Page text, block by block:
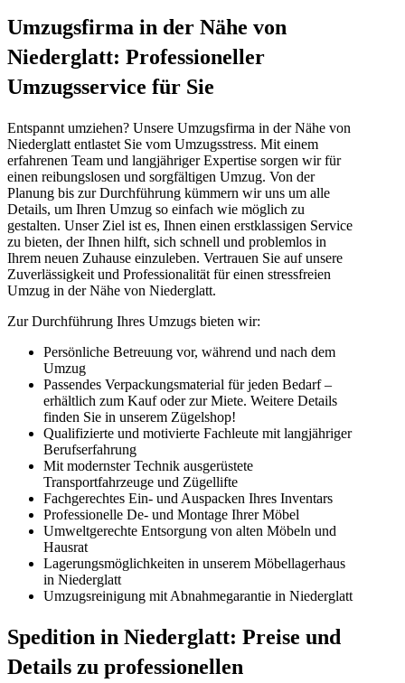
Umzugsfirma in der Nähe von
Niederglatt: Professioneller
Umzugsservice für Sie
Entspannt umziehen? Unsere Umzugsfirma in der Nähe von
Niederglatt entlastet Sie vom Umzugsstress. Mit einem
erfahrenen Team und langjähriger Expertise sorgen wir für
einen reibungslosen und sorgfältigen Umzug. Von der
Planung bis zur Durchführung kümmern wir uns um alle
Details, um Ihren Umzug so einfach wie möglich zu
gestalten. Unser Ziel ist es, Ihnen einen erstklassigen Service
zu bieten, der Ihnen hilft, sich schnell und problemlos in
Ihrem neuen Zuhause einzuleben. Vertrauen Sie auf unsere
Zuverlässigkeit und Professionalität für einen stressfreien
Umzug in der Nähe von Niederglatt.
Zur Durchführung Ihres Umzugs bieten wir:
Persönliche Betreuung vor, während und nach dem
Umzug
Passendes Verpackungsmaterial für jeden Bedarf –
erhältlich zum Kauf oder zur Miete. Weitere Details
finden Sie in unserem Zügelshop!
Qualifizierte und motivierte Fachleute mit langjähriger
Berufserfahrung
Mit modernster Technik ausgerüstete
Transportfahrzeuge und Zügellifte
Fachgerechtes Ein- und Auspacken Ihres Inventars
Professionelle De- und Montage Ihrer Möbel
Umweltgerechte Entsorgung von alten Möbeln und
Hausrat
Lagerungsmöglichkeiten in unserem Möbellagerhaus
in Niederglatt
Umzugsreinigung mit Abnahmegarantie in Niederglatt
Spedition in Niederglatt: Preise und
Details zu professionellen